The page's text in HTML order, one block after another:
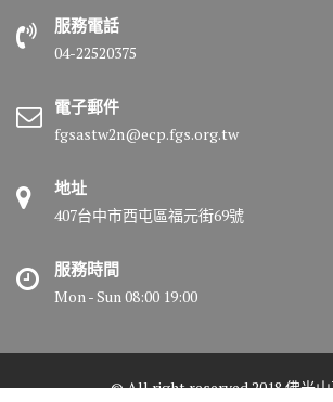
服務電話
04-22520375
電子郵件
fgsastw2n@ecp.fgs.org.tw
地址
407台中市西屯區福元街69號
服務時間
Mon - Sun 08:00 19:00
© All right reserved 2018 佛光